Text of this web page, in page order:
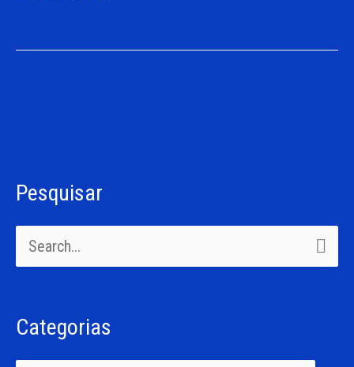
Pesquisar
s
Categorias
C
a
g